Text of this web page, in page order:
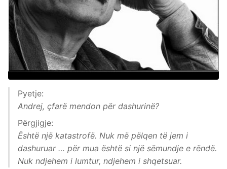
Pyetje:
Andrej, çfarë mendon për dashurinë?
Përgjigje:
Është një katastrofë. Nuk më pëlqen të jem i
dashuruar … për mua është si një sëmundje e rëndë.
Nuk ndjehem i lumtur, ndjehem i shqetsuar.